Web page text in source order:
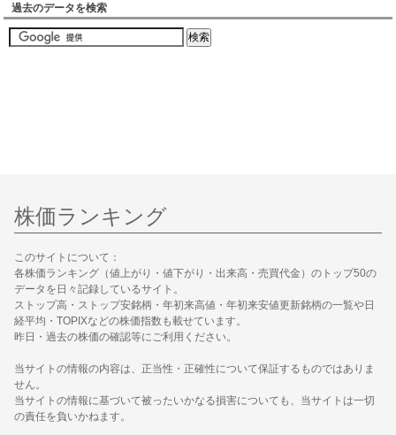
過去のデータを検索
株価ランキング
このサイトについて：
各株価ランキング（値上がり・値下がり・出来高・売買代金）のトップ50の
データを日々記録しているサイト。
ストップ高・ストップ安銘柄・年初来高値・年初来安値更新銘柄の一覧や日
経平均・TOPIXなどの株価指数も載せています。
昨日・過去の株価の確認等にご利用ください。
当サイトの情報の内容は、正当性・正確性について保証するものではありま
せん。
当サイトの情報に基づいて被ったいかなる損害についても、当サイトは一切
の責任を負いかねます。